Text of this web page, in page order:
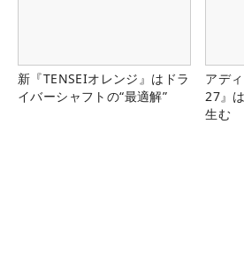
新『TENSEIオレンジ』はドラ
イバーシャフトの“最適解”
アデ
27』
生む